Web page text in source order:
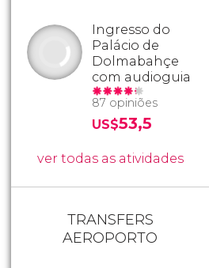
Ingresso do
Palácio de
Dolmabahçe
com audioguia
87 opiniões
US$53,5
ver todas as atividades
TRANSFERS
AEROPORTO